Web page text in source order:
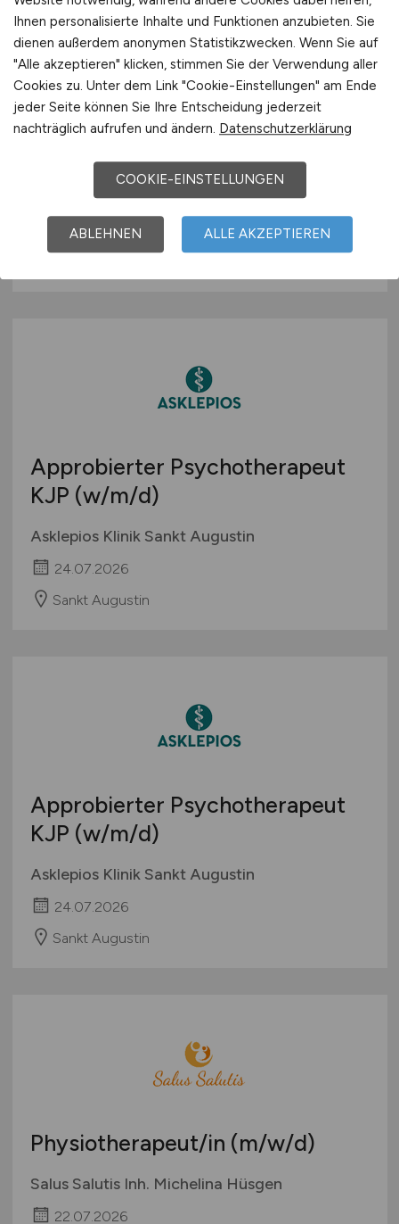
Ergotherapeut - MBOR /
Einzeltherapie/ Gruppentherapie
(m/w/d)
Ziegelfeld-Klinik Rothmeier GmbH & Co
25.07.2026
Approbierter Psychotherapeut
KJP (w/m/d)
Asklepios Klinik Sankt Augustin
24.07.2026
Sankt Augustin
Approbierter Psychotherapeut
KJP (w/m/d)
Asklepios Klinik Sankt Augustin
24.07.2026
Sankt Augustin
Physiotherapeut/in (m/w/d)
Salus Salutis Inh. Michelina Hüsgen
22.07.2026
Ihnen personalisierte Inhalte und Funktionen anzubieten. Sie
dienen außerdem anonymen Statistikzwecken. Wenn Sie auf
"Alle akzeptieren" klicken, stimmen Sie der Verwendung aller
Cookies zu. Unter dem Link "Cookie-Einstellungen" am Ende
jeder Seite können Sie Ihre Entscheidung jederzeit
nachträglich aufrufen und ändern. Datenschutzerklärung
COOKIE-EINSTELLUNGEN
ABLEHNEN ALLE AKZEPTIEREN